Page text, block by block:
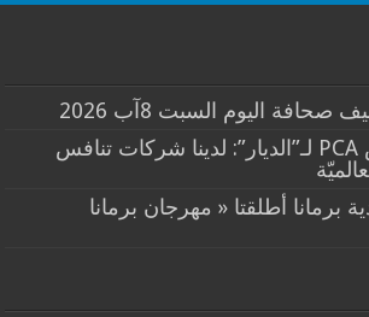
كميل مكرزل رئيس PCA لـ”الديار”: لدينا شركات تنافس
برمانا أطلقتا « مهرجان برمانا